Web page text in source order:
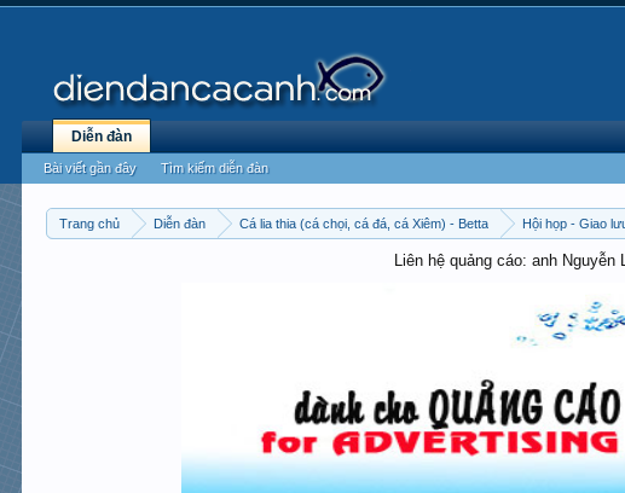
Trang chủ Diễn đàn Cá lia thia (cá chọi, cá đá, cá Xiêm) - Betta Hội họp - Giao
Liên hệ quảng cáo: anh
Diễn đàn
Bài viết gần đây Tìm kiếm diễn đàn